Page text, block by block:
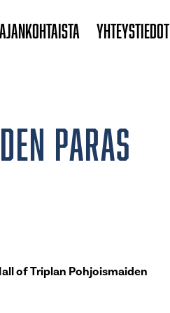
Ajankohtaista Yhteystiedot
paras
of Triplan Pohjoismaiden